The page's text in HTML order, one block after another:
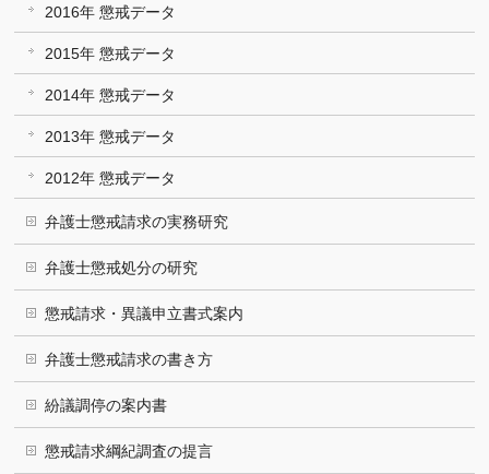
2016年 懲戒データ
2015年 懲戒データ
2014年 懲戒データ
2013年 懲戒データ
2012年 懲戒データ
弁護士懲戒請求の実務研究
弁護士懲戒処分の研究
懲戒請求・異議申立書式案内
弁護士懲戒請求の書き方
紛議調停の案内書
懲戒請求綱紀調査の提言